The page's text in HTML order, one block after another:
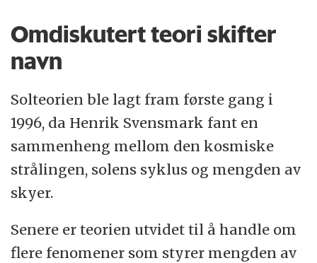
Omdiskutert teori skifter
navn
Solteorien ble lagt fram første gang i
1996, da Henrik Svensmark fant en
sammenheng mellom den kosmiske
strålingen, solens syklus og mengden av
skyer.
Senere er teorien utvidet til å handle om
flere fenomener som styrer mengden av